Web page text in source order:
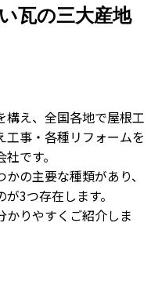
瓦の三大産地
構え、全国各地で屋根工
工事・各種リフォームを
です。
の主要な種類があり、
3つ存在します。
りやすくご紹介しま